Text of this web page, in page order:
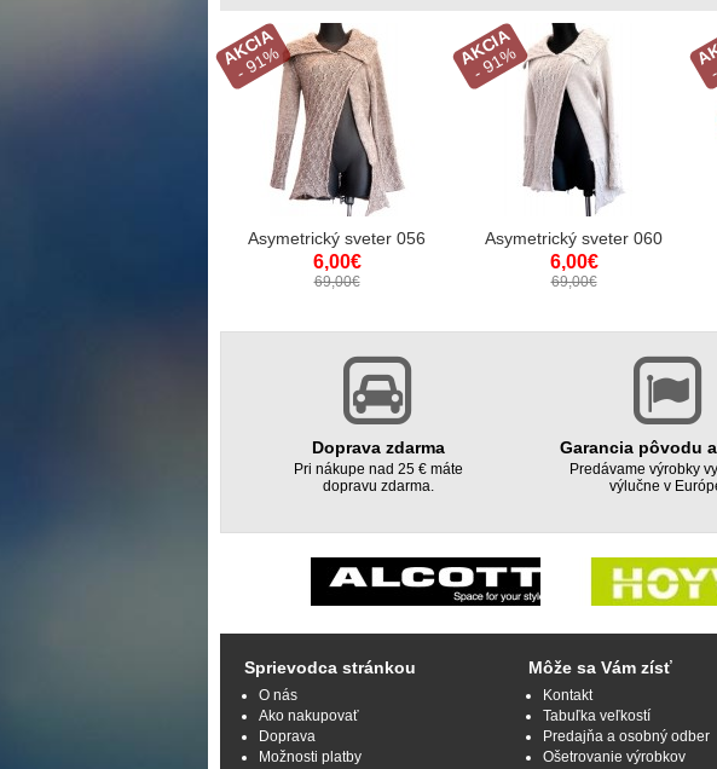
AKCIA
- 91%
Asymetrický sveter 056
6,00€
69,00€
AKCIA
- 91%
Asymetrický sveter 060
6,00€
69,00€
Doprava zdarma
Pri nákupe nad 25 € máte
dopravu zdarma.
Garancia pôvodu
Predávame výrobky
výlučne v
Sprievodca stránkou
O nás
Ako nakupovať
Doprava
Možnosti platby
Môže sa Vám zísť
Kontakt
Tabuľka veľkostí
Predajňa a osobný odber
Ošetrovanie výrobkov